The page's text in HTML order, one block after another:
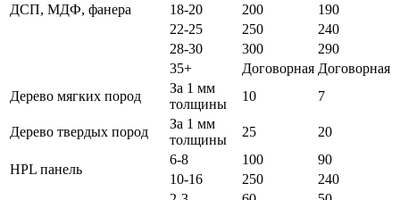
ДСП, МДФ, фанера
18-20
200
190
22-25
250
240
28-30
300
290
35+
Договорная Договорная
Дерево мягких пород
За 1 мм
толщины
10 7
Дерево твердых пород
За 1 мм
толщины
25 20
HPL панель
6-8 100
90
10-16
250 240